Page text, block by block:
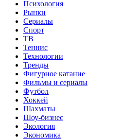
Психология
Рынки
Сериалы
Спорт
ТВ
Теннис
Технологии
Тренды
Фигурное катание
Фильмы и сериалы
Футбол
Хоккей
Шахматы
Шоу-бизнес
Экология
Экономика